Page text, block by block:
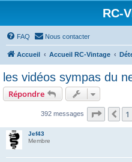
RC-
FAQ Nous contacter
Accueil Accueil RC-Vintage
les vidéos sympas du
Répondre
392 messages Page 401
Jef43
Membre